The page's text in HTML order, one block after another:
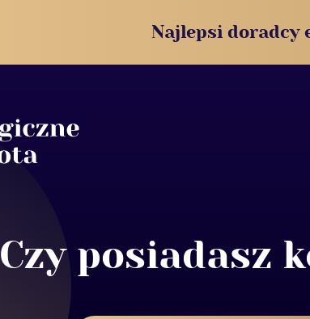
Najlepsi doradcy
Czy posiadasz